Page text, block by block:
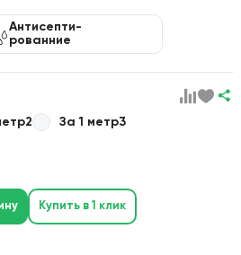
Антисепти-
рованние
За 1 метр3
Купить в 1 клик